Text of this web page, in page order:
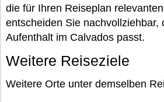
die für Ihren Reiseplan
entscheiden Sie nachvollziehbar,
Aufenthalt im Calvados passt.
Weitere Reiseziele
Weitere Orte unter demselben